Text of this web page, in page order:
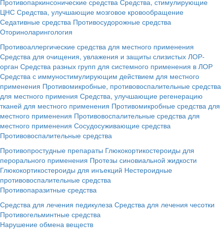
ЦНС Средства, улучшающие мозговое кровообращение
Седативные средства Противосудорожные средства
Оториноларингология
Противоаллергические средства для местного применения
Средства для очищения, увлажения и защиты слизистых ЛОР-
орган Средства разных групп для системного применения в ЛОР
Средства с иммуностимулирующим действием для местного
применения Противомикробные, противовоспалительные средства
для местного примения Средства, улучшающие регенерацию
тканей для местного применения Противомикробные средства для
местного применения Противовоспалительные средства для
местного применения Сосудосуживающие средства
Противовоспалительные средства
Противопростудные препараты Глюкокортикостероиды для
перорального применения Протезы синовиальной жидкости
Глюкокортикостероиды для инъекций Нестероидные
противовоспалительные средства
Противопаразитные средства
Средства для лечения педикулеза Средства для лечения чесотки
Противогельминтные средства
Нарушение обмена веществ